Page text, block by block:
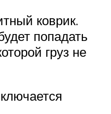
коврик.
попадать
груз не